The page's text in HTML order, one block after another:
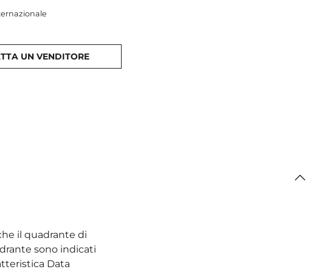
UN VENDITORE
il quadrante di
sono indicati
Data